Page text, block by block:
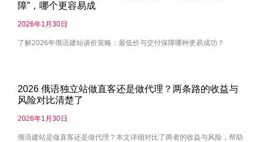
障”，哪个更容易成
2026年1月30日
了解2026年俄语建站谈价策略：最低价与交付保障哪种更易成功？
2026 俄语独立站做直客还是做代理？两条路的收益与
风险对比清楚了
2026年1月30日
俄语建站是做直客还是做代理？本文详细对比了两者的收益与风险，帮助